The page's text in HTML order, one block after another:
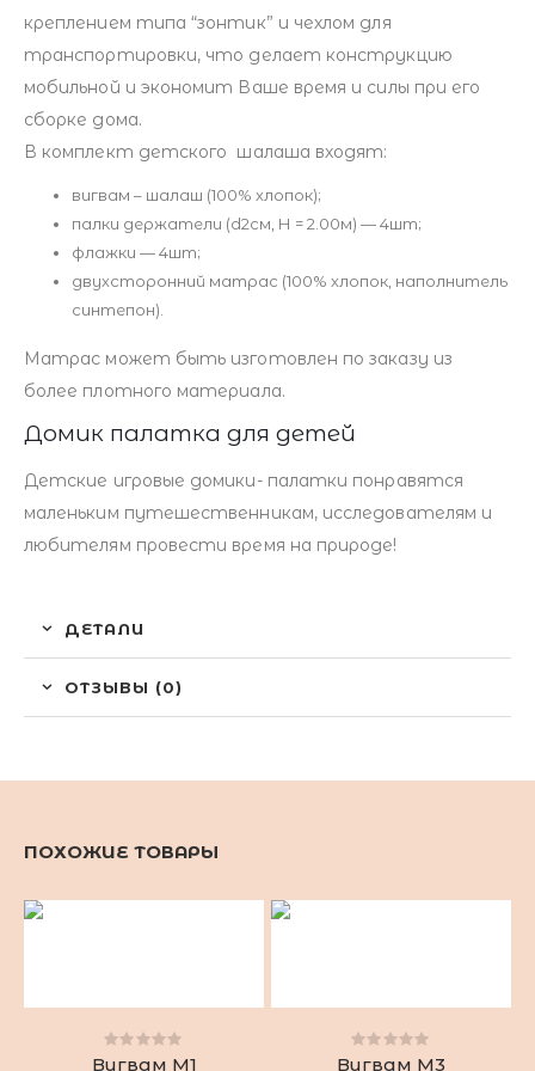
креплением типа “зонтик” и чехлом для
транспортировки, что делает конструкцию
мобильной и экономит Ваше время и силы при его
сборке дома.
В комплект детского шалаша входят:
вигвам – шалаш (100% хлопок);
палки держатели (d2см, Н = 2.00м) — 4шт;
флажки — 4шт;
двухсторонний матрас (100% хлопок, наполнитель
синтепон).
Матрас может быть изготовлен по заказу из
более плотного материала.
Домик палатка для детей
Детские игровые домики- палатки понравятся
маленьким путешественникам, исследователям и
любителям провести время на природе!
ДЕТАЛИ
ОТЗЫВЫ (0)
ПОХОЖИЕ ТОВАРЫ
0
Вигвам М1
0
Вигвам М3